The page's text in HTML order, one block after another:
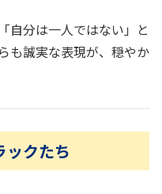
自分は一人ではない」と
も誠実な表現が、穏やか
ックたち